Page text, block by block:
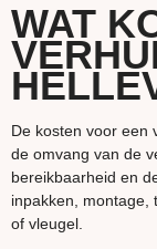
WAT
De kosten voor een
de omvang van de
bereikbaarheid en
inpakken, montage,
of vleugel.